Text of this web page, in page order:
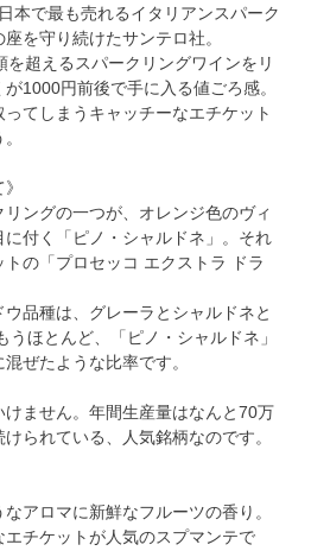
本で最も売れるイタリアンスパーク
を守り続けたサンテロ社。
超えるスパークリングワインをリ
1000円前後で手に入る値ごろ感。
てしまうキャッチーなエチケット
ングの一つが、オレンジ色のヴィ
付く「ピノ・シャルドネ」。それ
の「プロセッコ エクストラ ドラ
品種は、グレーラとシャルドネと
ほとんど、「ピノ・シャルドネ」
ぜたような比率です。
ません。年間生産量はなんと70万
られている、人気銘柄なのです。
アロマに新鮮なフルーツの香り。
チケットが人気のスプマンテで